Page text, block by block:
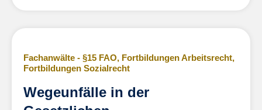
Fachanwälte - §15 FAO, Fortbildungen Arbeitsrecht,
Fortbildungen Sozialrecht
Wegeunfälle in der